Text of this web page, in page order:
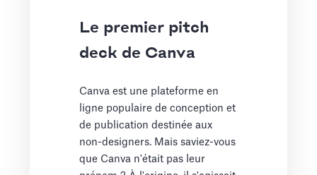
Le premier pitch
deck de Canva
Canva est une plateforme en
ligne populaire de conception et
de publication destinée aux
non-designers. Mais saviez-vous
que Canva n'était pas leur